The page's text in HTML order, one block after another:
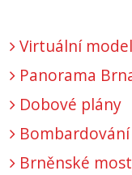
Virtuální
Panorama
Dobové plány
Brněnské